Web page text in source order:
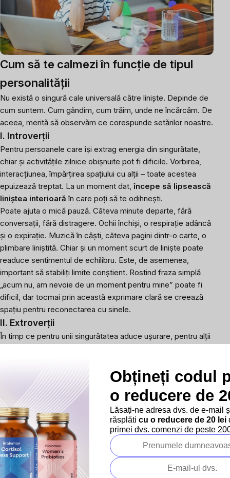
Cum să te calmezi în funcție de tipul
personalității
Nu există o singură cale universală către liniște. Depinde de
cum suntem. Cum gândim, cum trăim, unde ne încărcăm. De
aceea, merită să observăm ce corespunde setărilor noastre.
I. Introverții
Pentru persoanele care își extrag energia din singurătate,
chiar și activitățile zilnice obișnuite pot fi dificile. Vorbirea,
interacțiunea, împărțirea spațiului cu alții – toate acestea
epuizează treptat. La un moment dat,începe să lipsească
liniștea interioară în care poți să te odihnești.
Poate ajuta o mică pauză. Câteva minute departe, fără
conversații, fără distragere. Ochii închiși, o respirație adâncă
și o expirație. Muzică în căști, câteva pagini dintr-o carte, o
plimbare liniștită. Chiar și un moment scurt de liniște poate
readuce sentimentul de echilibru. Este, de asemenea,
important să stabiliți limite conștient. Rostind fraza simplă
„acum nu, am nevoie de un moment pentru mine” poate fi
dificil, dar tocmai prin această exprimare clară se creează
spațiu pentru reconectarea cu sinele.
II. Extroverții
În timp ce pentru unii singurătatea aduce ușurare, pentru alții
cu alții și activitatea. Într-un mediu liniștit sau izolat, tensiunea
interioară poate crește mai rapid.
Este de ajutor o conversație deschisă, chiar dacă este
scurtă – contactul cu cineva care ascultă sau înțelege.
Ușurarea poate veni și prin mișcare fizică, care
direcționează atenția de la gândurile copleșite –dans,
alergare sau mers rapid
. În unele cazuri, chiar și simpla
prezență sonoră poate conta – muzică, o voce într-un
podcast sau sunete de fundal care sugerează un sentiment
Obțineți codul
o reducere de
Lăsați-ne adresa dvs. de e-mail
răsplăti cu o reducere de 20 lei
primei dvs. comenzi de peste